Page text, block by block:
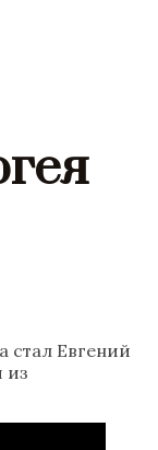
стал Евгений
из